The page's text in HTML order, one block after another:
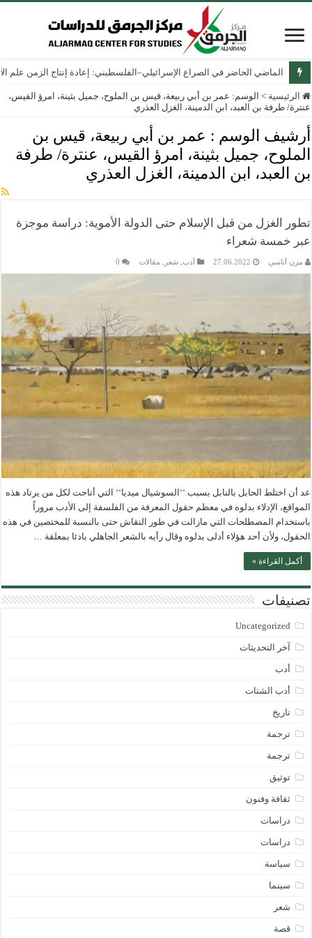
الماضي الحاضر في الصراع الإسرائيلي–الفلسطيني: إعادة إنتاج الزمن علم
الرئيسية > الوسم: عمر بن أبي ربيعة، قيس بن الملوح، جميل بثينة، امرؤ القيس،
عنترة/ طرفة بن العبد، ابن الدمينة، الغزل العذري
أرشيف الوسم : عمر بن أبي ربيعة، قيس بن
الملوح، جميل بثينة، امرؤ القيس، عنترة/ طرفة
بن العبد، ابن الدمينة، الغزل العذري
تطور الغزل من قبل الإسلام حتى الدولة الأموية: دراسة موجزة
عبر خمسة شعراء
مزن أتاسي 27.06.2022 أدب ,شعر مقالات 0
عد أن اختلط الحابل بالنابل بسبب ‘‘السوشيال ميديا‘‘ التي أتاحت لكل من يرتاد هذه
المواقع، الإدلاء بدلوه في معظم حقول المعرفة من الفلسفة إلى الأدب مروراً
باستخدام المصطلحات التي مازالت في طور النقاش حتى بالنسبة للمختصين في هذه
الحقول، ولأن أحد هؤلاء أدلى بدلوه وقال رأيه بالشعر الجاهلي بادئا بمعلقة …
أكمل القراءة »
تصنيفات
Uncategorized
آخر التحديثات
أدب
أدب الشتات
تاريخ
ترجمة
ترجمة
توثيق
ثقافة وفنون
دراسات
دراسات
سياسة
سينما
شعر
قصة